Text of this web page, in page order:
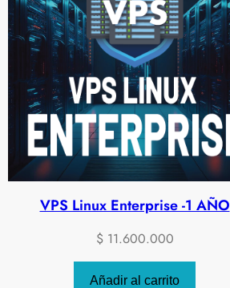
VPS Linux Enterprise -1 AÑO
$11.600.000
Añadir al carrito